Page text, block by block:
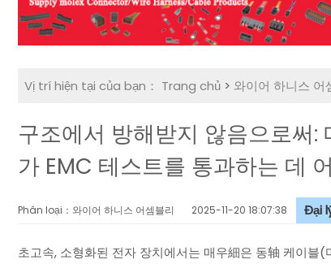
Vị trí hiện tại của bạn： Trang chủ > 와이어 하니스 어
구조에서 방해받지 않음으로써:
가 EMC 테스트를 통과하는 데
Phân loại：와이어 하니스 어셈블리 2025-11-20 18:07:38 Đại
초고속, 소형화된 전자 장치에서는 매우細은 동轴 케이